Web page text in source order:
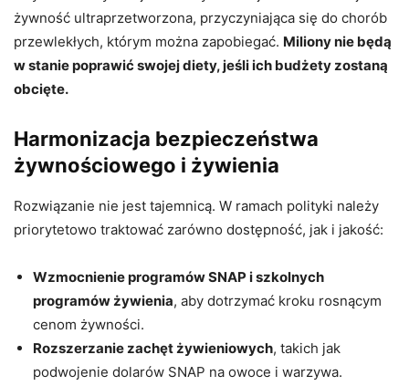
żywność ultraprzetworzona, przyczyniająca się do chorób
przewlekłych, którym można zapobiegać. Miliony nie będą
w stanie poprawić swojej diety, jeśli ich budżety zostaną
obcięte.
Harmonizacja bezpieczeństwa
żywnościowego i żywienia
Rozwiązanie nie jest tajemnicą. W ramach polityki należy
priorytetowo traktować zarówno dostępność, jak i jakość:
Wzmocnienie programów SNAP i szkolnych
programów żywienia, aby dotrzymać kroku rosnącym
cenom żywności.
Rozszerzanie zachęt żywieniowych, takich jak
podwojenie dolarów SNAP na owoce i warzywa.